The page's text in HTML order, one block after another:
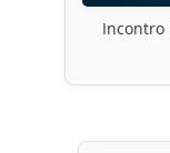
Incontro